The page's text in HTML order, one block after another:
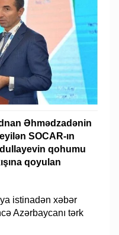
Əhmədzadənin
SOCAR-ın
qohumu
qoyulan
istinadən xəbər
Azərbaycanı tərk